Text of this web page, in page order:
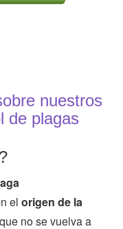
nuestros
de plagas
elorigen de la
no se vuelva a